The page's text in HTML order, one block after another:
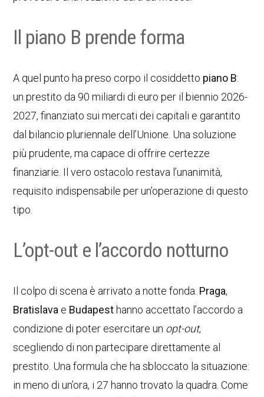
Il piano B prende forma
A quel punto ha preso corpo il cosiddetto piano B:
un prestito da 90 miliardi di euro per il biennio 2026-
2027, finanziato sui mercati dei capitali e garantito
dal bilancio pluriennale dell’Unione. Una soluzione
più prudente, ma capace di offrire certezze
finanziarie. Il vero ostacolo restava l’unanimità,
requisito indispensabile per un’operazione di questo
tipo.
L’opt-out e l’accordo notturno
Il colpo di scena è arrivato a notte fonda. Praga,
Bratislava e Budapest hanno accettato l’accordo a
condizione di poter esercitare un opt-out,
scegliendo di non partecipare direttamente al
prestito. Una formula che ha sbloccato la situazione:
in meno di un’ora, i 27 hanno trovato la quadra. Come